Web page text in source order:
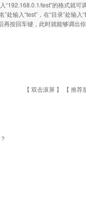
test”的格式就可
输入“test”，在“目录”处输入
按回车键，此时就能够调出
【 双击滚屏 】 【 推荐